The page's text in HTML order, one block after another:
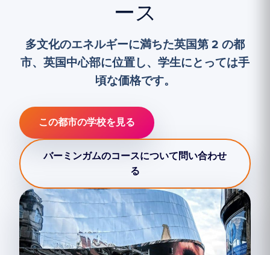
ース
多文化のエネルギーに満ちた英国第 2 の都
市、英国中心部に位置し、学生にとっては手
頃な価格です。
この都市の学校を見る
バーミンガムのコースについて問い合わせ
る